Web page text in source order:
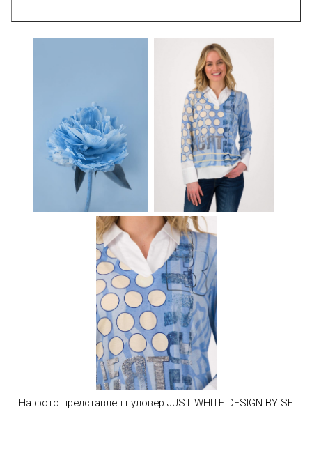
На фото представлен пуловер JUST WHITE DESIGN BY SE